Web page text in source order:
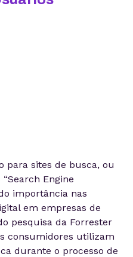
para sites de busca, ou
Engine
importância nas
em empresas de
pesquisa da Forrester
consumidores utilizam
durante o processo de